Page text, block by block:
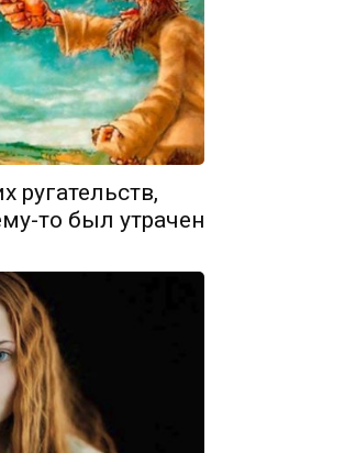
ругательств,
то был утрачен